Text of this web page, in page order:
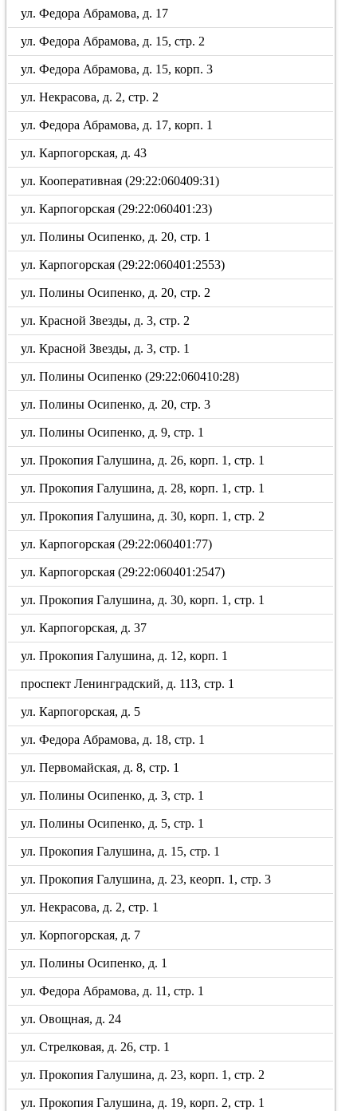
ул. Федора Абрамова, д. 17
ул. Федора Абрамова, д. 15, стр. 2
ул. Федора Абрамова, д. 15, корп. 3
ул. Некрасова, д. 2, стр. 2
ул. Федора Абрамова, д. 17, корп. 1
ул. Карпогорская, д. 43
ул. Кооперативная (29:22:060409:31)
ул. Карпогорская (29:22:060401:23)
ул. Полины Осипенко, д. 20, стр. 1
ул. Карпогорская (29:22:060401:2553)
ул. Полины Осипенко, д. 20, стр. 2
ул. Красной Звезды, д. 3, стр. 2
ул. Красной Звезды, д. 3, стр. 1
ул. Полины Осипенко (29:22:060410:28)
ул. Полины Осипенко, д. 20, стр. 3
ул. Полины Осипенко, д. 9, стр. 1
ул. Прокопия Галушина, д. 26, корп. 1, стр. 1
ул. Прокопия Галушина, д. 28, корп. 1, стр. 1
ул. Прокопия Галушина, д. 30, корп. 1, стр. 2
ул. Карпогорская (29:22:060401:77)
ул. Карпогорская (29:22:060401:2547)
ул. Прокопия Галушина, д. 30, корп. 1, стр. 1
ул. Карпогорская, д. 37
ул. Прокопия Галушина, д. 12, корп. 1
проспект Ленинградский, д. 113, стр. 1
ул. Карпогорская, д. 5
ул. Федора Абрамова, д. 18, стр. 1
ул. Первомайская, д. 8, стр. 1
ул. Полины Осипенко, д. 3, стр. 1
ул. Полины Осипенко, д. 5, стр. 1
ул. Прокопия Галушина, д. 15, стр. 1
ул. Прокопия Галушина, д. 23, кеорп. 1, стр. 3
ул. Некрасова, д. 2, стр. 1
ул. Корпогорская, д. 7
ул. Полины Осипенко, д. 1
ул. Федора Абрамова, д. 11, стр. 1
ул. Овощная, д. 24
ул. Стрелковая, д. 26, стр. 1
ул. Прокопия Галушина, д. 23, корп. 1, стр. 2
ул. Прокопия Галушина, д. 19, корп. 2, стр. 1